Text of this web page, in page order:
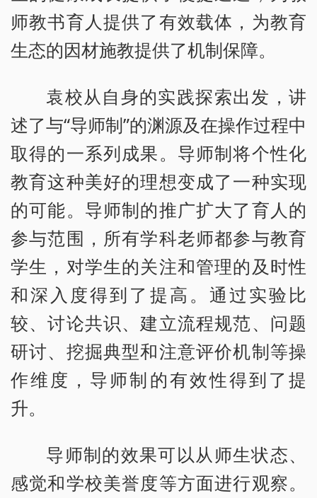
师教书育人提供了有效载体，为教育
生态的因材施教提供了机制保障。
袁校从自身的实践探索出发，讲
述了与“导师制”的渊源及在操作过程中
取得的一系列成果。导师制将个性化
教育这种美好的理想变成了一种实现
的可能。导师制的推广扩大了育人的
参与范围，所有学科老师都参与教育
学生，对学生的关注和管理的及时性
和深入度得到了提高。通过实验比
较、讨论共识、建立流程规范、问题
研讨、挖掘典型和注意评价机制等操
作维度，导师制的有效性得到了提
升。
导师制的效果可以从师生状态、
感觉和学校美誉度等方面进行观察。